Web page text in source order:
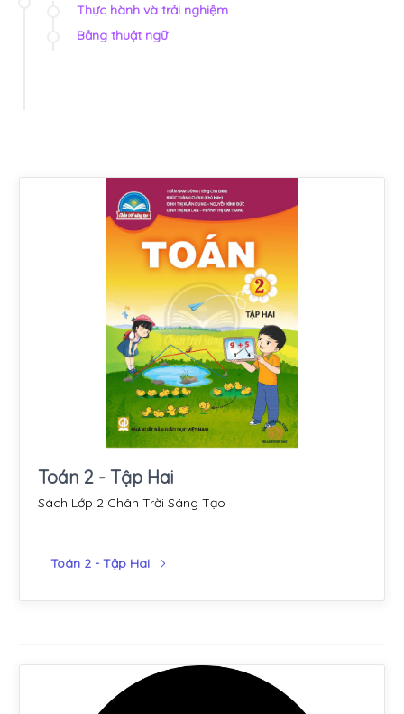
Thực hành và trải nghiệm
Bảng thuật ngữ
Toán 2 - Tập Hai
Sách Lớp 2 Chân Trời Sáng Tạo
Toán 2 - Tập Hai